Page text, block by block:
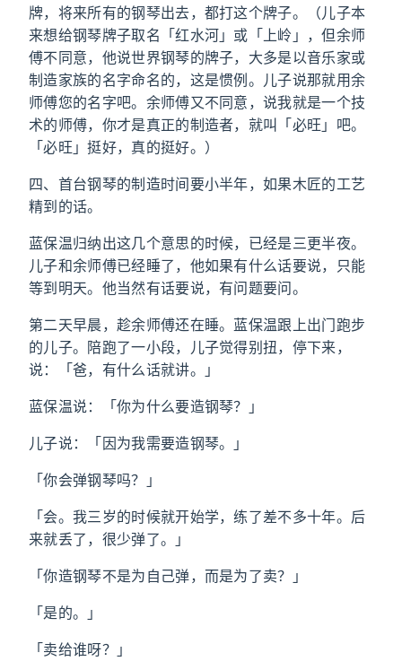
牌，将来所有的钢琴出去，都打这个牌子。（儿子本
来想给钢琴牌子取名「红水河」或「上岭」，但余师
傅不同意，他说世界钢琴的牌子，大多是以音乐家或
制造家族的名字命名的，这是惯例。儿子说那就用余
师傅您的名字吧。余师傅又不同意，说我就是一个技
术的师傅，你才是真正的制造者，就叫「必旺」吧。
「必旺」挺好，真的挺好。）
四、首台钢琴的制造时间要小半年，如果木匠的工艺
精到的话。
蓝保温归纳出这几个意思的时候，已经是三更半夜。
儿子和余师傅已经睡了，他如果有什么话要说，只能
等到明天。他当然有话要说，有问题要问。
第二天早晨，趁余师傅还在睡。蓝保温跟上出门跑步
的儿子。陪跑了一小段，儿子觉得别扭，停下来，
说：「爸，有什么话就讲。」
蓝保温说：「你为什么要造钢琴？」
儿子说：「因为我需要造钢琴。」
「你会弹钢琴吗？」
「会。我三岁的时候就开始学，练了差不多十年。后
来就丢了，很少弹了。」
「你造钢琴不是为自己弹，而是为了卖？」
「是的。」
「卖给谁呀？」